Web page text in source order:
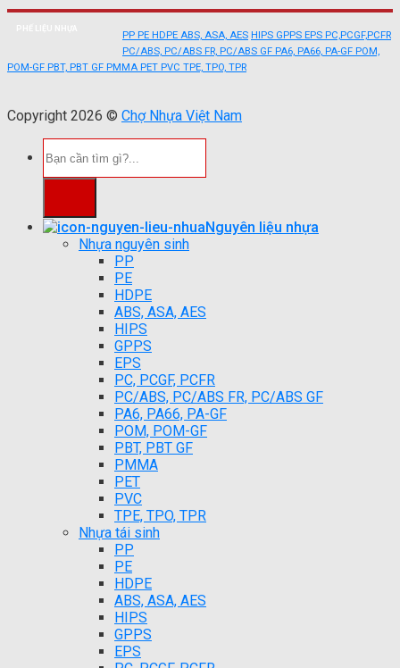
PP PE HDPE ABS, ASA, AES HIPS GPPS EPS PC,PCGF,PCFR
PC/ABS, PC/ABS FR, PC/ABS GF PA6, PA66, PA-GF POM,
POM-GF PBT, PBT GF PMMA PET PVC TPE, TPO, TPR
Copyright 2026 © Chợ Nhựa Việt Nam
kiếm:
Nguyên liệu nhựa
Nhựa nguyên sinh
PP
PE
HDPE
ABS, ASA, AES
HIPS
GPPS
EPS
PC, PCGF, PCFR
PC/ABS, PC/ABS FR, PC/ABS GF
PA6, PA66, PA-GF
POM, POM-GF
PBT, PBT GF
PMMA
PET
PVC
TPE, TPO, TPR
Nhựa tái sinh
PP
PE
HDPE
ABS, ASA, AES
HIPS
GPPS
EPS